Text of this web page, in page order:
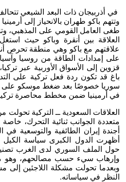
في أذربيجان ذات البعد الشيعي
وتتهم باكو طهران بالانحياز إلى
طغى العامل القومي على المذهبي،
العلاقة بين أنقرة وباكو حيث
علاقتهم مع باكو وهي منطقة تحرص
على إمدادات الطاقة من روسيا
قزوين إلى الأسواق الأوربية عبر
باغ قد تكون ردة فعل تركية على
سوريا خصوصًا بعد ضغط موسكو على
في أرمينيا ضمن مخطط محاصرة
العلاقات السعودية ــ التركية
متعددة الجوانب ثنائية التحرك،
أجندة إيران الطائفية والتوسعية
أظهرت الدول الكبرى سياسة الكيل
حول الملف السوري لدى الغرب
وإرهاب سيء حسب مصالحهم، وهو ما
وبعدما تحولت مشكلة اللاجئين إلى
النظر في سياساته.